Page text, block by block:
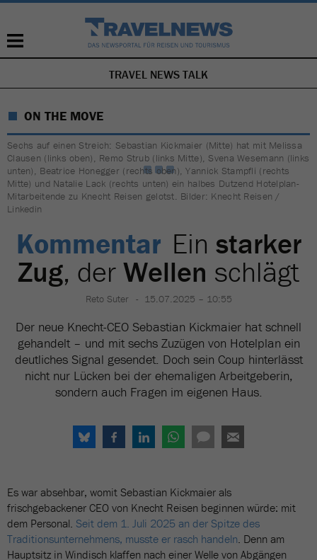
NAVIGATION
ÜBERSPRINGEN
TRAVEL NEWS TALK
ON THE MOVE
Sechs auf einen Streich: Sebastian Kickmaier (Mitte) hat mit Melissa
Clausen (links oben), Remo Strub (links Mitte), Svena Wesemann (links
unten), Beatrice Honegger (rechts oben), Yannick Stampfli (rechts
Mitte) und Natalie Lack (rechts unten) ein halbes Dutzend Hotelplan-
Mitarbeitende zu Knecht Reisen gelotst. Bilder: Knecht Reisen /
Linkedin
Kommentar Ein starker
Zug, der Wellen schlägt
Reto Suter 15.07.2025 – 10:55
Der neue Knecht-CEO Sebastian Kickmaier hat schnell
gehandelt – und mit sechs Zuzügen von Hotelplan ein
deutliches Signal gesendet. Doch sein Coup hinterlässt
nicht nur Lücken bei der ehemaligen Arbeitgeberin,
sondern auch Fragen im eigenen Haus.
Es war absehbar, womit Sebastian Kickmaier als
frischgebackener CEO von Knecht Reisen beginnen würde: mit
dem Personal. Seit dem 1. Juli 2025 an der Spitze des
Traditionsunternehmens, musste er rasch handeln. Denn am
Hauptsitz in Windisch klaffen nach einer Welle von Abgängen